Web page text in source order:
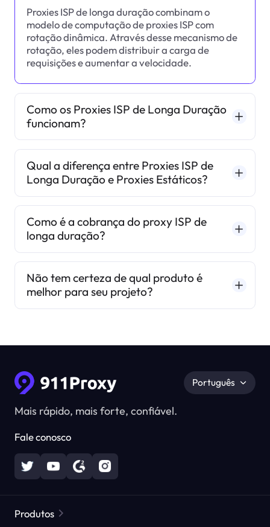
Proxies ISP de longa duração combinam o
modelo de computação de proxies ISP com
rotação dinâmica. Através desse mecanismo de
rotação, eles podem distribuir a carga de
requisições e aumentar a velocidade.
Como os Proxies ISP de Longa Duração
funcionam?
Qual a diferença entre Proxies ISP de
Longa Duração e Proxies Estáticos?
Como é a cobrança do proxy ISP de
longa duração?
Não tem certeza de qual produto é
melhor para seu projeto?
Mais rápido, mais forte, confiável.
Fale conosco
Português
Produtos